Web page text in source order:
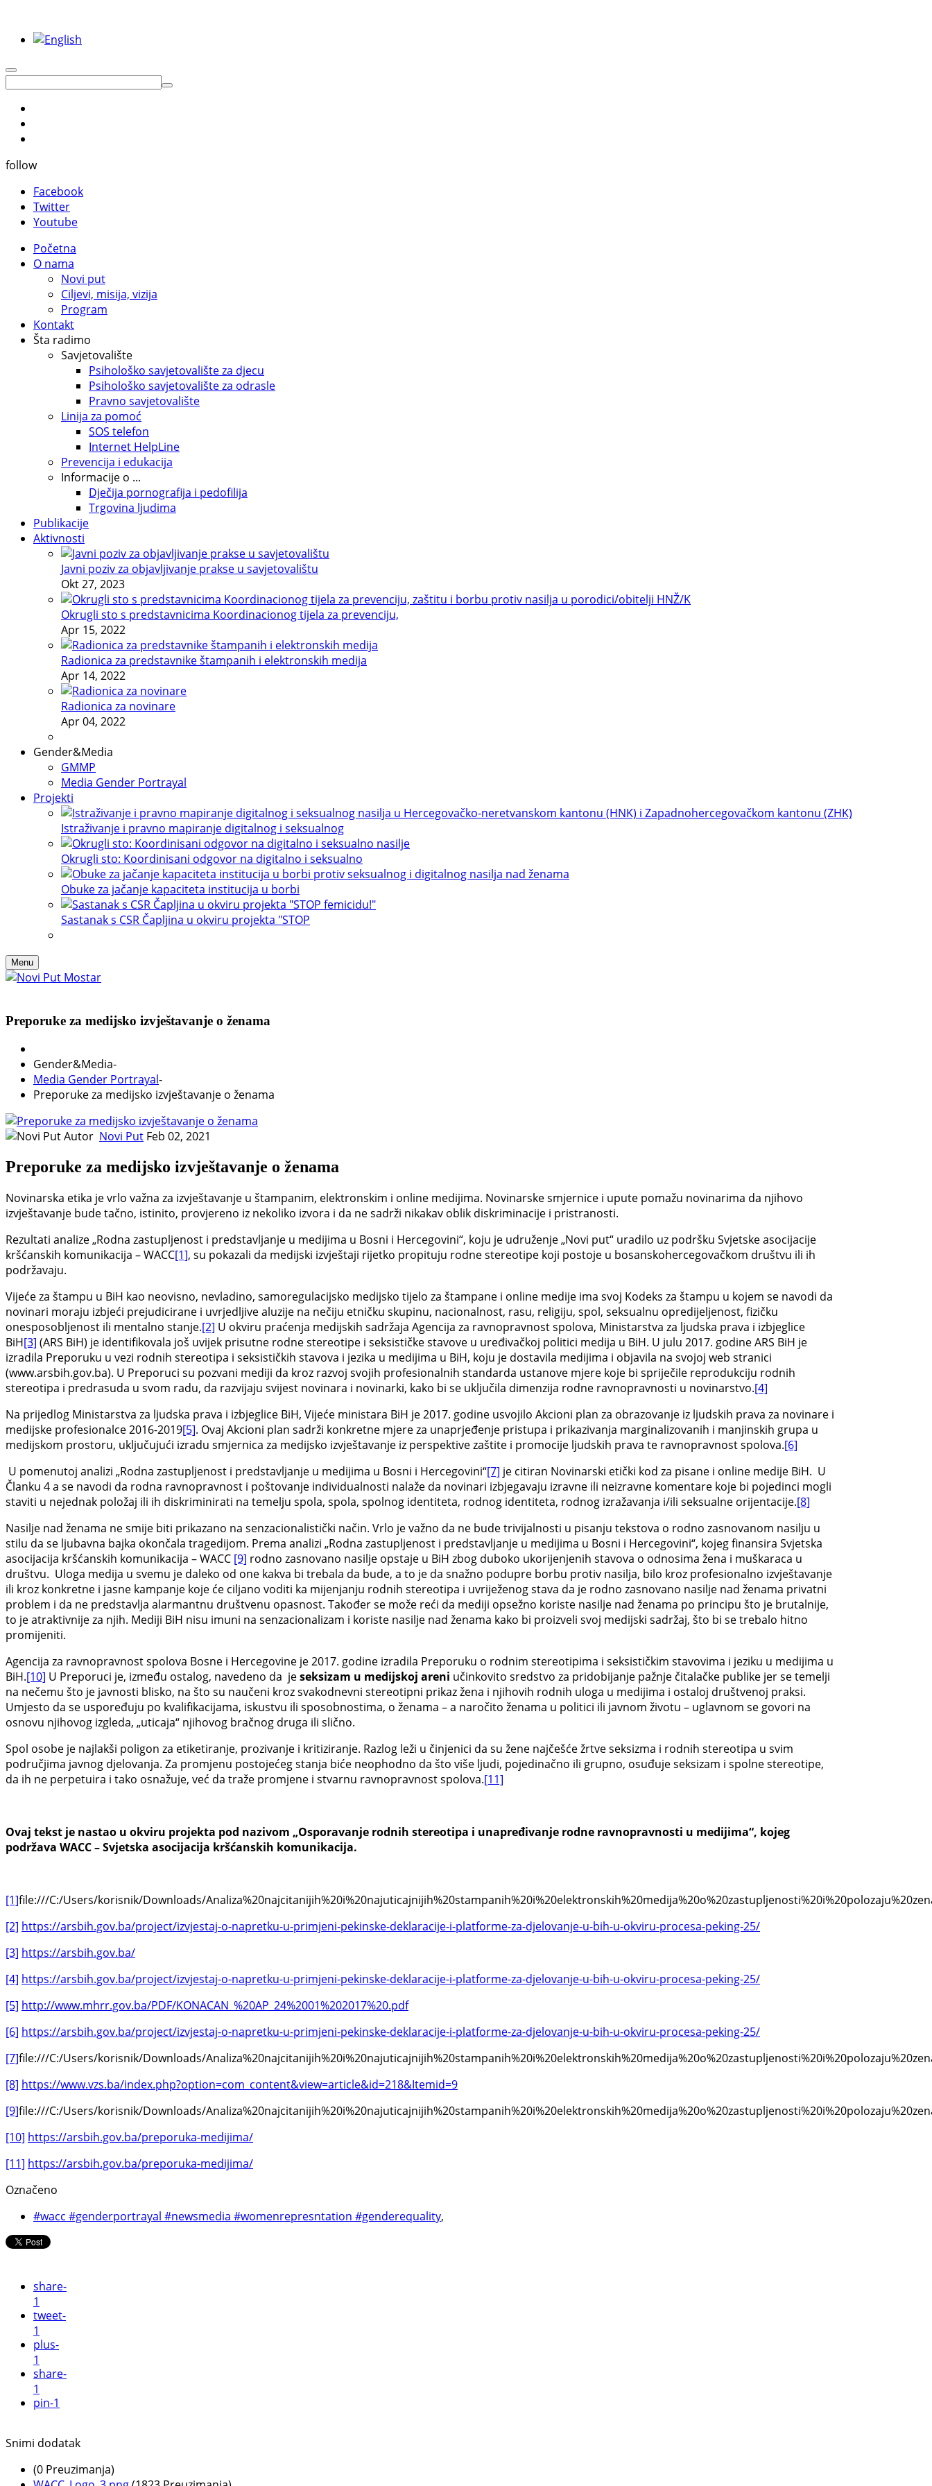
follow
Facebook
Twitter
Youtube
Početna
O nama
Novi put
Ciljevi, misija, vizija
Program
Kontakt
Šta radimo
Savjetovalište
Psihološko savjetovalište za djecu
Psihološko savjetovalište za odrasle
Pravno savjetovalište
Linija za pomoć
SOS telefon
Internet HelpLine
Prevencija i edukacija
Informacije o ...
Dječija pornografija i pedofilija
Trgovina ljudima
Publikacije
Aktivnosti
Javni poziv za objavljivanje prakse u savjetovalištu
Okt 27, 2023
Okrugli sto s predstavnicima Koordinacionog tijela za prevenciju,
Apr 15, 2022
Radionica za predstavnike štampanih i elektronskih medija
Apr 14, 2022
Radionica za novinare
Apr 04, 2022
Gender&Media
GMMP
Media Gender Portrayal
Projekti
Istraživanje i pravno mapiranje digitalnog i seksualnog
Okrugli sto: Koordinisani odgovor na digitalno i seksualno
Obuke za jačanje kapaciteta institucija u borbi
Sastanak s CSR Čapljina u okviru projekta "STOP
Menu
Preporuke za medijsko izvještavanje o ženama
Gender&Media-
Media Gender Portrayal-
Preporuke za medijsko izvještavanje o ženama
Autor Novi Put Feb 02, 2021
Preporuke za medijsko izvještavanje o ženama
Novinarska etika je vrlo važna za izvještavanje u štampanim, elektronskim i online medijima. Novinarske smjernice i upute pomažu novinarima da njihovo
izvještavanje bude tačno, istinito, provjereno iz nekoliko izvora i da ne sadrži nikakav oblik diskriminacije i pristranosti.
Rezultati analize „Rodna zastupljenost i predstavljanje u medijima u Bosni i Hercegovini“, koju je udruženje „Novi put“ uradilo uz podršku Svjetske asocijacije
kršćanskih komunikacija – WACC[1], su pokazali da medijski izvještaji rijetko propituju rodne stereotipe koji postoje u bosanskohercegovačkom društvu ili ih
podržavaju.
Vijeće za štampu u BiH kao neovisno, nevladino, samoregulacijsko medijsko tijelo za štampane i online medije ima svoj Kodeks za štampu u kojem se navodi da
novinari moraju izbjeći prejudicirane i uvrjedljive aluzije na nečiju etničku skupinu, nacionalnost, rasu, religiju, spol, seksualnu opredijeljenost, fizičku
onesposobljenost ili mentalno stanje.[2] U okviru praćenja medijskih sadržaja Agencija za ravnopravnost spolova, Ministarstva za ljudska prava i izbjeglice
BiH[3] (ARS BiH) je identifikovala još uvijek prisutne rodne stereotipe i seksističke stavove u uređivačkoj politici medija u BiH. U julu 2017. godine ARS BiH je
izradila Preporuku u vezi rodnih stereotipa i seksističkih stavova i jezika u medijima u BiH, koju je dostavila medijima i objavila na svojoj web stranici
(www.arsbih.gov.ba). U Preporuci su pozvani mediji da kroz razvoj svojih profesionalnih standarda ustanove mjere koje bi spriječile reprodukciju rodnih
stereotipa i predrasuda u svom radu, da razvijaju svijest novinara i novinarki, kako bi se uključila dimenzija rodne ravnopravnosti u novinarstvo.[4]
Na prijedlog Ministarstva za ljudska prava i izbjeglice BiH, Vijeće ministara BiH je 2017. godine usvojilo Akcioni plan za obrazovanje iz ljudskih prava za novinare i
medijske profesionalce 2016-2019[5]. Ovaj Akcioni plan sadrži konkretne mjere za unaprjeđenje pristupa i prikazivanja marginalizovanih i manjinskih grupa u
medijskom prostoru, uključujući izradu smjernica za medijsko izvještavanje iz perspektive zaštite i promocije ljudskih prava te ravnopravnost spolova.[6]
U pomenutoj analizi „Rodna zastupljenost i predstavljanje u medijima u Bosni i Hercegovini“[7] je citiran Novinarski etički kod za pisane i online medije BiH. U
Članku 4 a se navodi da rodna ravnopravnost i poštovanje individualnosti nalaže da novinari izbjegavaju izravne ili neizravne komentare koje bi pojedinci mogli
staviti u nejednak položaj ili ih diskriminirati na temelju spola, spola, spolnog identiteta, rodnog identiteta, rodnog izražavanja i/ili seksualne orijentacije.[8]
Nasilje nad ženama ne smije biti prikazano na senzacionalistički način. Vrlo je važno da ne bude trivijalnosti u pisanju tekstova o rodno zasnovanom nasilju u
stilu da se ljubavna bajka okončala tragedijom. Prema analizi „Rodna zastupljenost i predstavljanje u medijima u Bosni i Hercegovini“, kojeg finansira Svjetska
asocijacija kršćanskih komunikacija – WACC [9] rodno zasnovano nasilje opstaje u BiH zbog duboko ukorijenjenih stavova o odnosima žena i muškaraca u
društvu. Uloga medija u svemu je daleko od one kakva bi trebala da bude, a to je da snažno podupre borbu protiv nasilja, bilo kroz profesionalno izvještavanje
ili kroz konkretne i jasne kampanje koje će ciljano voditi ka mijenjanju rodnih stereotipa i uvriježenog stava da je rodno zasnovano nasilje nad ženama privatni
problem i da ne predstavlja alarmantnu društvenu opasnost. Također se može reći da mediji opsežno koriste nasilje nad ženama po principu što je brutalnije,
to je atraktivnije za njih. Mediji BiH nisu imuni na senzacionalizam i koriste nasilje nad ženama kako bi proizveli svoj medijski sadržaj, što bi se trebalo hitno
promijeniti.
Agencija za ravnopravnost spolova Bosne i Hercegovine je 2017. godine izradila Preporuku o rodnim stereotipima i seksističkim stavovima i jeziku u medijima u
BiH.[10] U Preporuci je, između ostalog, navedeno da jeseksizam u medijskoj areni učinkovito sredstvo za pridobijanje pažnje čitalačke publike jer se temelji
na nečemu što je javnosti blisko, na što su naučeni kroz svakodnevni stereotipni prikaz žena i njihovih rodnih uloga u medijima i ostaloj društvenoj praksi.
Umjesto da se uspoređuju po kvalifikacijama, iskustvu ili sposobnostima, o ženama – a naročito ženama u politici ili javnom životu – uglavnom se govori na
osnovu njihovog izgleda, „uticaja“ njihovog bračnog druga ili slično.
Spol osobe je najlakši poligon za etiketiranje, prozivanje i kritiziranje. Razlog leži u činjenici da su žene najčešće žrtve seksizma i rodnih stereotipa u svim
područjima javnog djelovanja. Za promjenu postojećeg stanja biće neophodno da što više ljudi, pojedinačno ili grupno, osuđuje seksizam i spolne stereotipe,
da ih ne perpetuira i tako osnažuje, već da traže promjene i stvarnu ravnopravnost spolova.[11]
Ovaj tekst je nastao u okviru projekta pod nazivom „Osporavanje rodnih stereotipa i unapređivanje rodne ravnopravnosti u medijima“, kojeg
podržava WACC – Svjetska asocijacija kršćanskih komunikacija.
[1]file:///C:/Users/korisnik/Downloads/
[2] https://arsbih.gov.ba/project/izvjestaj-o-napretku-u-primjeni-pekinske-deklaracije-i-platforme-za-djelovanje-u-bih-u-okviru-procesa-peking-25/
[3] https://arsbih.gov.ba/
[4] https://arsbih.gov.ba/project/izvjestaj-o-napretku-u-primjeni-pekinske-deklaracije-i-platforme-za-djelovanje-u-bih-u-okviru-procesa-peking-25/
[5] http://www.mhrr.gov.ba/PDF/KONACAN_%20AP_24%2001%202017%20.pdf
[6] https://arsbih.gov.ba/project/izvjestaj-o-napretku-u-primjeni-pekinske-deklaracije-i-platforme-za-djelovanje-u-bih-u-okviru-procesa-peking-25/
[7]file:///C:/Users/korisnik/Downloads/
[8] https://www.vzs.ba/index.php?option=com_content&view=article&id=218&Itemid=9
[9]file:///C:/Users/korisnik/Downloads/
[10] https://arsbih.gov.ba/preporuka-medijima/
[11] https://arsbih.gov.ba/preporuka-medijima/
Označeno
#wacc #genderportrayal #newsmedia #womenrepresntation #genderequality,
share-
1
tweet-
1
plus-
1
share-
1
pin-1
Snimi dodatak
(0 Preuzimanja)